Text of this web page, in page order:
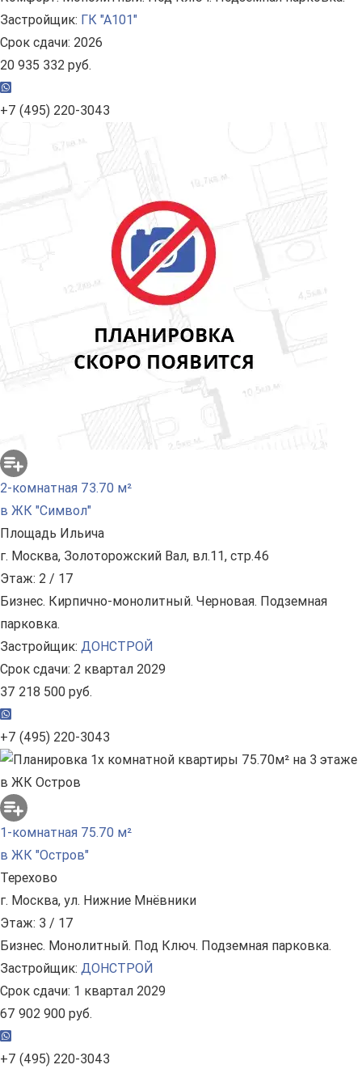
Застройщик: ГК "А101"
Срок сдачи: 2026
20 935 332 руб.
+7 (495) 220-3043
2-комнатная 73.70 м²
в ЖК "Символ"
Площадь Ильича
г. Москва, Золоторожский Вал, вл.11, стр.46
Этаж: 2 / 17
Бизнес. Кирпично-монолитный. Черновая. Подземная
парковка.
Застройщик: ДОНСТРОЙ
Срок сдачи: 2 квартал 2029
37 218 500 руб.
+7 (495) 220-3043
1-комнатная 75.70 м²
в ЖК "Остров"
Терехово
г. Москва, ул. Нижние Мнёвники
Этаж: 3 / 17
Бизнес. Монолитный. Под Ключ. Подземная парковка.
Застройщик: ДОНСТРОЙ
Срок сдачи: 1 квартал 2029
67 902 900 руб.
+7 (495) 220-3043